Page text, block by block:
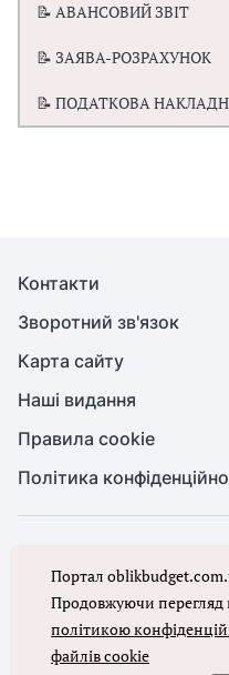
📝 АВАНСОВИЙ ЗВІТ
📝 ЗАЯВА-РОЗРАХУНОК
📝 ПОДАТКОВА
Контакти
Зворотний зв'язок
Карта сайту
Наші видання
Правила cookie
Політика
Повне або часткове
цитування, публікація їх
письмового дозволу редакції
Ми в соцмережах
Портал
Продовжуючи перегляд
політикою
файлів cookie